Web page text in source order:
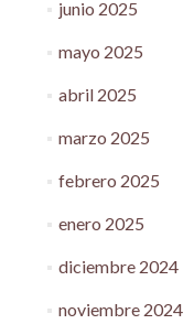
junio 2025
mayo 2025
abril 2025
marzo 2025
febrero 2025
enero 2025
diciembre 2024
noviembre 2024